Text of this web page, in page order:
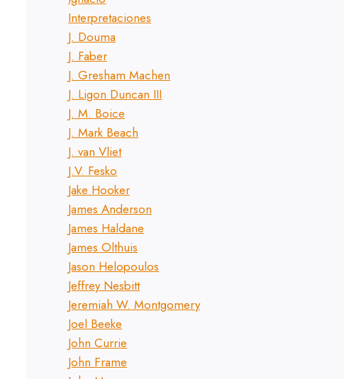
Interpretaciones
J. Douma
J. Faber
J. Gresham Machen
J. Ligon Duncan III
J. M. Boice
J. Mark Beach
J. van Vliet
J.V. Fesko
Jake Hooker
James Anderson
James Haldane
James Olthuis
Jason Helopoulos
Jeffrey Nesbitt
Jeremiah W. Montgomery
Joel Beeke
John Currie
John Frame